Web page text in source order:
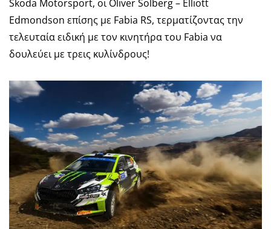
Skoda Motorsport, οι Oliver Solberg – Elliott
Edmondson επίσης με Fabia RS, τερματίζοντας την
τελευταία ειδική με τον κινητήρα του Fabia να
δουλεύει με τρεις κυλίνδρους!